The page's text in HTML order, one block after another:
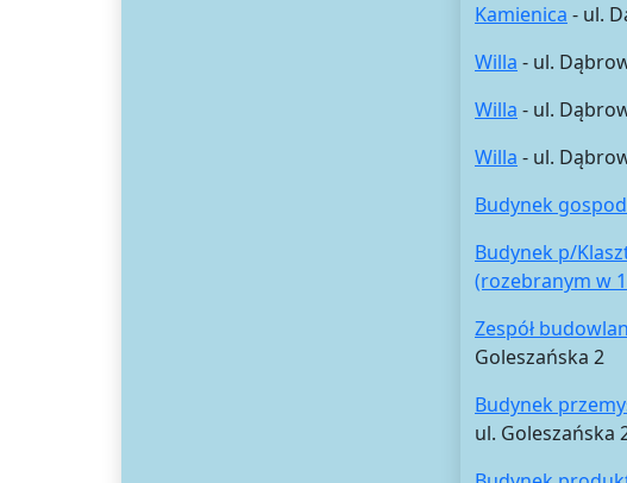
Kamienica - ul.
Willa - ul.
Willa - ul.
Willa - ul.
Budynek
Budynek p/
(rozebranym w
Zespół
Goleszańska 2
Budynek
ul. Goleszańska